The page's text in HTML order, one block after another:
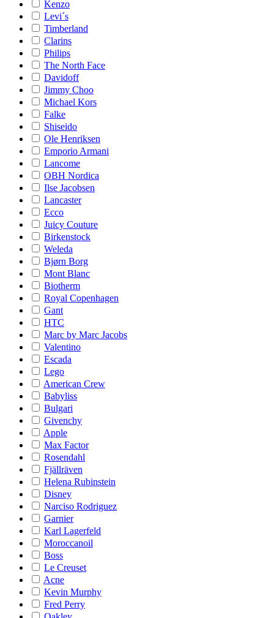
Kenzo
Levi´s
Timberland
Clarins
Philips
The North Face
Davidoff
Jimmy Choo
Michael Kors
Falke
Shiseido
Ole Henriksen
Emporio Armani
Lancome
OBH Nordica
Ilse Jacobsen
Lancaster
Ecco
Juicy Couture
Birkenstock
Weleda
Bjørn Borg
Mont Blanc
Biotherm
Royal Copenhagen
Gant
HTC
Marc by Marc Jacobs
Valentino
Escada
Lego
American Crew
Babyliss
Bulgari
Givenchy
Apple
Max Factor
Rosendahl
Fjällräven
Helena Rubinstein
Disney
Narciso Rodriguez
Garnier
Karl Lagerfeld
Moroccanoil
Boss
Le Creuset
Acne
Kevin Murphy
Fred Perry